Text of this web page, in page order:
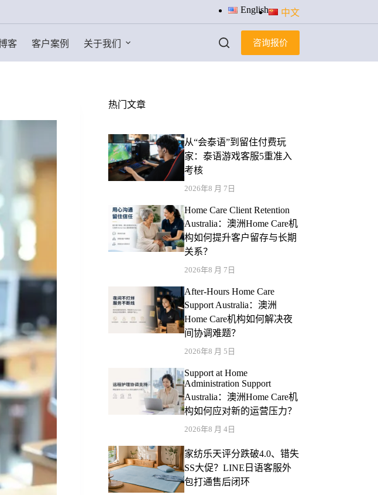
English 中文
客 客户案例 关于我们 咨询报价
热门文章
从“会泰语”到留住付费玩
家：泰语游戏客服5重准入
考核
2026年8 月 7日
Home Care Client Retention
Australia：澳洲Home Care机
构如何提升客户留存与长期
关系？
2026年8 月 7日
After-Hours Home Care
Support Australia：澳洲
Home Care机构如何解决夜
间协调难题？
2026年8 月 5日
Support at Home
Administration Support
Australia：澳洲Home Care机
构如何应对新的运营压力？
2026年8 月 4日
家纺乐天评分跌破4.0、错失
SS大促？LINE日语客服外
包打通售后闭环